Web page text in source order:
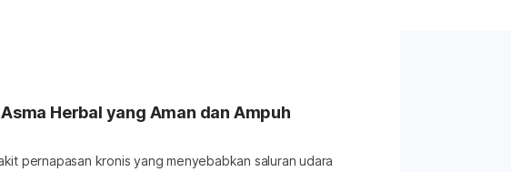
Herbal yang Aman dan Ampuh
pernapasan kronis yang menyebabkan saluran udara